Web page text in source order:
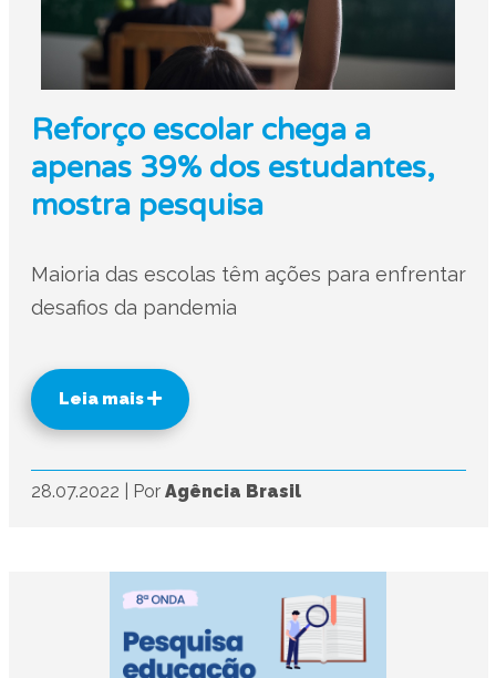
Reforço escolar chega a
apenas 39% dos estudantes,
mostra pesquisa
Maioria das escolas têm ações para enfrentar
desafios da pandemia
Leia mais
28.07.2022 Por Agência Brasil